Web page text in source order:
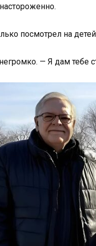
настороженно.
посмотрел на
негромко. — Я дам тебе